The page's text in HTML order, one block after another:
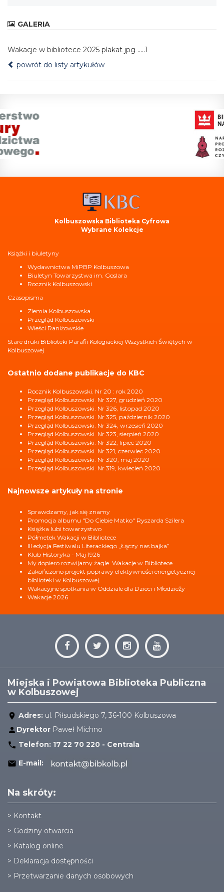
GALERIA
Wakacje w bibliotece 2025 plakat jpg .....1
powrót do listy artykułów
Kolbuszowska Biblioteka Cyfrowa
Wybrane Kolekcje
Książki i biuletyny
Wydawnictwa MiPBP Kolbuszowa
Biuletyn Towarzystwa im. Goslara
Rocznik Kolbuszowski
Czasopisma
Ziemia Kolbuszowska
Przegląd Kolbuszowski
Wieści Raniżowskie
Stare druki Biblioteki Parafii Kolegiackiej Wszystkich Świętych w
Kolbuszowej
Ostatnio dodane publikacje do KBC
Rocznik Kolbuszowski. Nr 20 : rok 2020
Przegląd Kolbuszowski. Nr 327, grudzień 2020
Przegląd Kolbuszowski. Nr 326, listopad 2020
Przegląd Kolbuszowski. Nr 325, październik 2020
Przegląd Kolbuszowski. Nr 324, wrzesień 2020
Przegląd Kolbuszowski. Nr 323, sierpień 2020
Przegląd Kolbuszowski. Nr 322, lipiec 2020
Przegląd Kolbuszowski. Nr 321, czerwiec 2020
Przegląd Kolbuszowski. Nr 320, maj 2020
Przegląd Kolbuszowski. Nr 319, kwiecień 2020
Najnowsze artykuły na stronie
Sprawdzamy, jak się znamy
Promocja albumu "Do Ciebie Matko" Ryszarda Szilera
Książka lubi towarzystwo
Półmetek Wakacji w Bibliotece
III edycja Festiwalu Literackiego „Łączy nas bajka”
Klub Historyka - Maj 1926
My dopiero rozwijamy żagle. Wakacje w Bibliotece
Zakończono projekt poprawy efektywności energetycznej
biblioteki w Kolbuszowej.
Wakacyjne spotkania w Oddziale dla Dzieci i Młodzieży
Wakacje 2026
Miejska i Powiatowa Biblioteka Publiczna
w Kolbuszowej
Adres: ul. Piłsudskiego 7, 36-100 Kolbuszowa
Dyrektor Paweł Michno
Telefon: 17 22 70 220 - Centrala
E-mail:
Na skróty:
> Kontakt
> Godziny otwarcia
> Katalog online
> Deklaracja dostępności
> Przetwarzanie danych osobowych